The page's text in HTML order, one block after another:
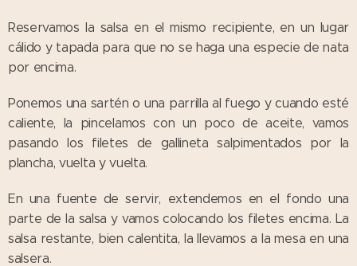
Reservamos la salsa en el mismo recipiente, en un lugar
cálido y tapada para que no se haga una especie de nata
por encima.
Ponemos una sartén o una parrilla al fuego y cuando esté
caliente, la pincelamos con un poco de aceite, vamos
pasando los filetes de gallineta salpimentados por la
plancha, vuelta y vuelta.
En una fuente de servir, extendemos en el fondo una
parte de la salsa y vamos colocando los filetes encima. La
salsa restante, bien calentita, la llevamos a la mesa en una
salsera.